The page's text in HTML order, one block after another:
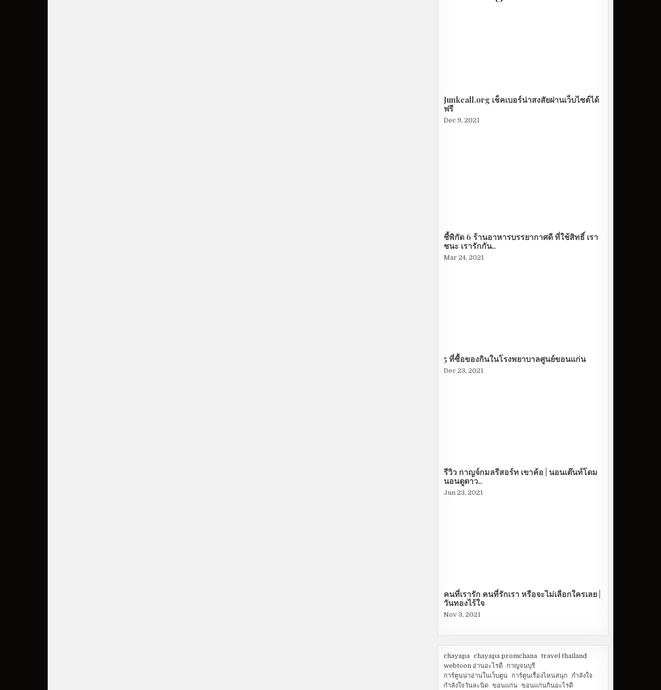
Junkcall.org เช็คเบอร์น่าสงสัยผ่านเว็บไซต์ได้
ฟรี
Dec 9, 2021
ชี้พิกัด 6 ร้านอาหารบรรยากาศดี ที่ใช้สิทธิ์ เรา
ชนะ เรารักกัน..
Mar 24, 2021
5 ที่ซื้อของกินในโรงพยาบาลศูนย์ขอนแก่น
Dec 23, 2021
รีวิว กาญจ์กมลรีสอร์ท เขาค้อ | นอนเต๊นท์โดม
นอนดูดาว..
Jun 23, 2021
คนที่เรารัก คนที่รักเรา หรือจะไม่เลือกใครเลย |
วันทองไร้ใจ
Nov 3, 2021
chayapa chayapa promchana travel thailand
webtoon อ่านอะไรดี
กาญจนบุรี
การ์ตูนน่าอ่านในเว็บตูน
การ์ตูนเรื่องไหนสนุก
กำลังใจ
กำลังใจวันละนิด ขอนแก่น ขอนแก่นกินอะไรดี